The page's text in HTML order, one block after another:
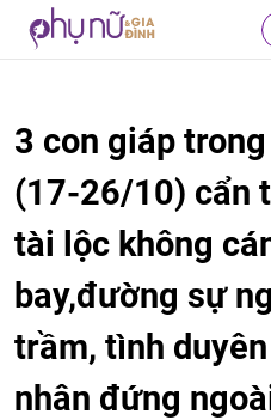
3 con giáp
(17-26/10) cẩn
tài lộc không
bay,đường sự
trầm, tình
nhân đứng